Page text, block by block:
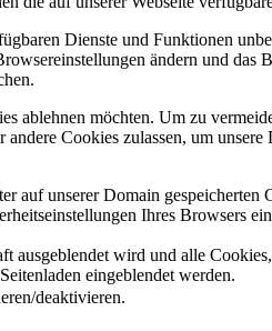
Dienste und Funktionen
ändern und
ablehnen möchten. Um zu
Cookies zulassen, um
auf unserer Domain
Ihres Browsers
ausgeblendet wird und alle
eingeblendet werden.
deaktivieren.